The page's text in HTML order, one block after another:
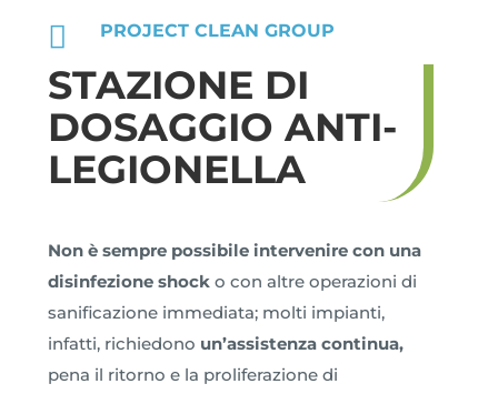
 PROJECT CLEAN GROUP
STAZIONE DI
DOSAGGIO ANTI-
LEGIONELLA
Non è sempre possibile intervenire con una
disinfezione shock o con altre operazioni di
sanificazione immediata; molti impianti,
infatti, richiedono un’assistenza continua,
pena il ritorno e la proliferazione di